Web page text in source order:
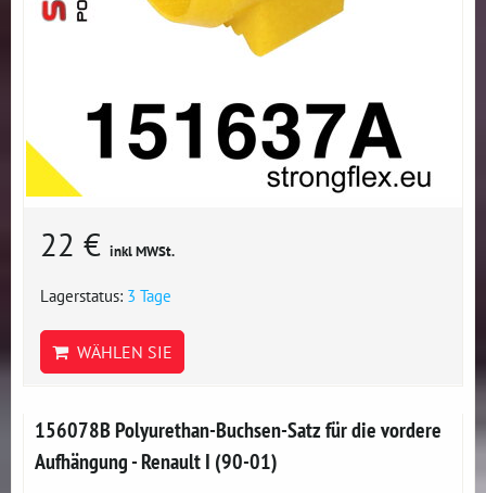
22 € inkl MWSt.
Lagerstatus: 3 Tage
WÄHLEN SIE
156078B Polyurethan-Buchsen-Satz für die vordere
Aufhängung - Renault I (90-01)